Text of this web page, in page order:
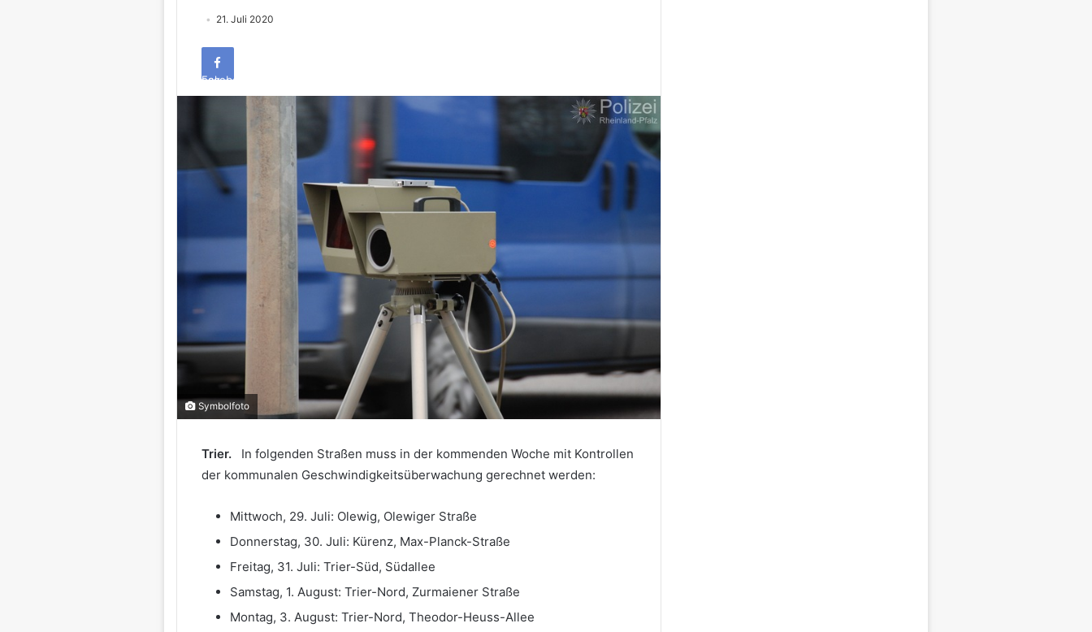
21. Juli 2020
Facebook
Symbolfoto
Trier. In folgenden Straßen muss in der kommenden Woche mit Kontrollen
der kommunalen Geschwindigkeitsüberwachung gerechnet werden:
Mittwoch, 29. Juli: Olewig, Olewiger Straße
Donnerstag, 30. Juli: Kürenz, Max-Planck-Straße
Freitag, 31. Juli: Trier-Süd, Südallee
Samstag, 1. August: Trier-Nord, Zurmaiener Straße
Montag, 3. August: Trier-Nord, Theodor-Heuss-Allee